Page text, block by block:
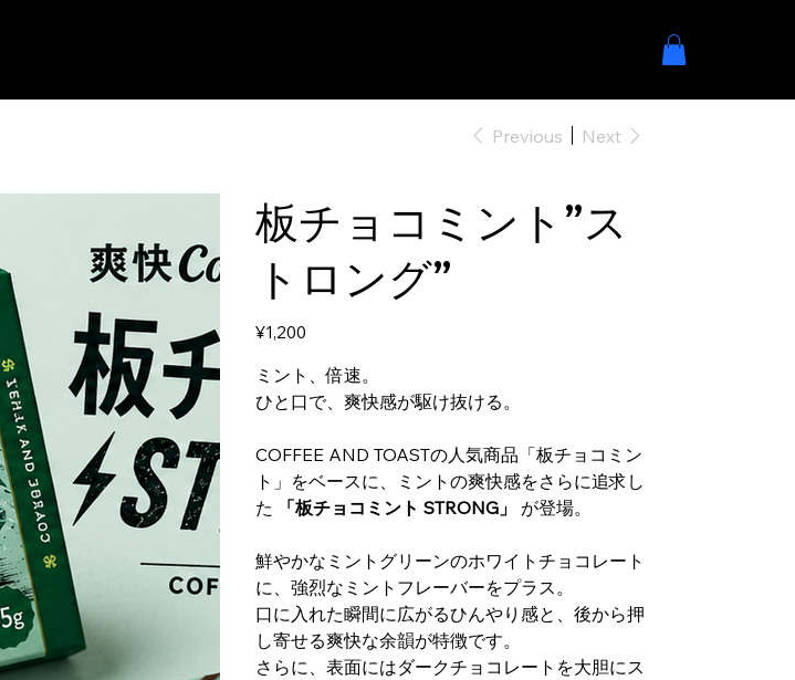
Previous Next
板チョコミント”ス
トロング”
Price
¥1,200
ミント、倍速。
ひと口で、爽快感が駆け抜ける。
COFFEE AND TOASTの人気商品「板チョコミン
ト」をベースに、ミントの爽快感をさらに追求し
た
「板チョコミント STRONG」 が登場。
鮮やかなミントグリーンのホワイトチョコレート
に、強烈なミントフレーバーをプラス。
口に入れた瞬間に広がるひんやり感と、後から押
し寄せる爽快な余韻が特徴です。
さらに、表面にはダークチョコレートを大胆にス